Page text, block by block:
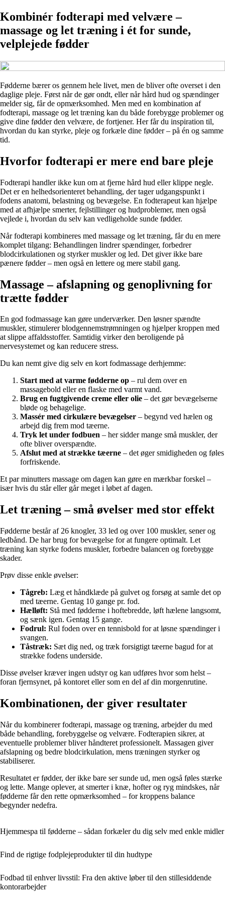
Kombinér fodterapi med velvære –
massage og let træning i ét for sunde,
velplejede fødder
Fødderne bærer os gennem hele livet, men de bliver ofte overset i den
daglige pleje. Først når de gør ondt, eller når hård hud og spændinger
melder sig, får de opmærksomhed. Men med en kombination af
fodterapi, massage og let træning kan du både forebygge problemer og
give dine fødder den velvære, de fortjener. Her får du inspiration til,
hvordan du kan styrke, pleje og forkæle dine fødder – på én og samme
tid.
Hvorfor fodterapi er mere end bare pleje
Fodterapi handler ikke kun om at fjerne hård hud eller klippe negle.
Det er en helhedsorienteret behandling, der tager udgangspunkt i
fodens anatomi, belastning og bevægelse. En fodterapeut kan hjælpe
med at afhjælpe smerter, fejlstillinger og hudproblemer, men også
vejlede i, hvordan du selv kan vedligeholde sunde fødder.
Når fodterapi kombineres med massage og let træning, får du en mere
komplet tilgang: Behandlingen lindrer spændinger, forbedrer
blodcirkulationen og styrker muskler og led. Det giver ikke bare
pænere fødder – men også en lettere og mere stabil gang.
Massage – afslapning og genoplivning for
trætte fødder
En god fodmassage kan gøre underværker. Den løsner spændte
muskler, stimulerer blodgennemstrømningen og hjælper kroppen med
at slippe affaldsstoffer. Samtidig virker den beroligende på
nervesystemet og kan reducere stress.
Du kan nemt give dig selv en kort fodmassage derhjemme:
Start med at varme fødderne op – rul dem over en
massagebold eller en flaske med varmt vand.
Brug en fugtgivende creme eller olie – det gør bevægelserne
bløde og behagelige.
Massér med cirkulære bevægelser – begynd ved hælen og
arbejd dig frem mod tæerne.
Tryk let under fodbuen – her sidder mange små muskler, der
ofte bliver overspændte.
Afslut med at strække tæerne – det øger smidigheden og føles
forfriskende.
Et par minutters massage om dagen kan gøre en mærkbar forskel –
især hvis du står eller går meget i løbet af dagen.
Let træning – små øvelser med stor effekt
Fødderne består af 26 knogler, 33 led og over 100 muskler, sener og
ledbånd. De har brug for bevægelse for at fungere optimalt. Let
træning kan styrke fodens muskler, forbedre balancen og forebygge
skader.
Prøv disse enkle øvelser:
Tågreb: Læg et håndklæde på gulvet og forsøg at samle det op
med tæerne. Gentag 10 gange pr. fod.
Hælløft: Stå med fødderne i hoftebredde, løft hælene langsomt,
og sænk igen. Gentag 15 gange.
Fodrul: Rul foden over en tennisbold for at løsne spændinger i
svangen.
Tåstræk: Sæt dig ned, og træk forsigtigt tæerne bagud for at
strække fodens underside.
Disse øvelser kræver ingen udstyr og kan udføres hvor som helst –
foran fjernsynet, på kontoret eller som en del af din morgenrutine.
Kombinationen, der giver resultater
Når du kombinerer fodterapi, massage og træning, arbejder du med
både behandling, forebyggelse og velvære. Fodterapien sikrer, at
eventuelle problemer bliver håndteret professionelt. Massagen giver
afslapning og bedre blodcirkulation, mens træningen styrker og
stabiliserer.
Resultatet er fødder, der ikke bare ser sunde ud, men også føles stærke
og lette. Mange oplever, at smerter i knæ, hofter og ryg mindskes, når
fødderne får den rette opmærksomhed – for kroppens balance
begynder nedefra.
Hjemmespa til fødderne – sådan forkæler du dig selv med enkle midler
Find de rigtige fodplejeprodukter til din hudtype
Fodbad til enhver livsstil: Fra den aktive løber til den stillesiddende
kontorarbejder